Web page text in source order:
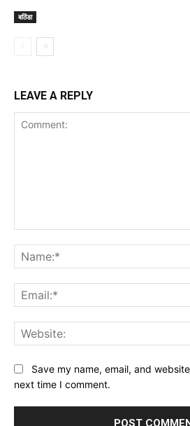
बठिंडा
LEAVE A REPLY
Save my name, email, and
next time I comment.